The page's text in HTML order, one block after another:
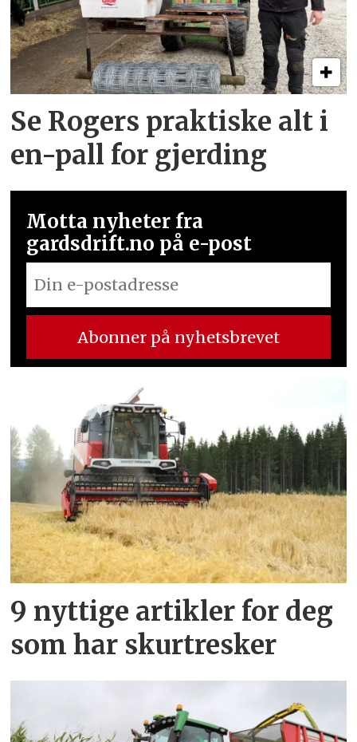
Se Rogers praktiske alt i
en-pall for gjerding
Motta nyheter fra
gardsdrift.no på e-post
9 nyttige artikler for deg
som har skurtresker